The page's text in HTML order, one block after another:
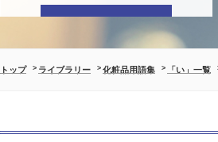
トップ ライブラリー 化粧品用語集 「い」一覧